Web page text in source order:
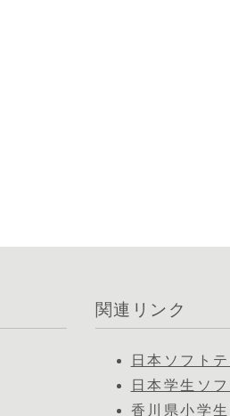
関連リンク
日本ソフト
日本学生ソ
香川県小学